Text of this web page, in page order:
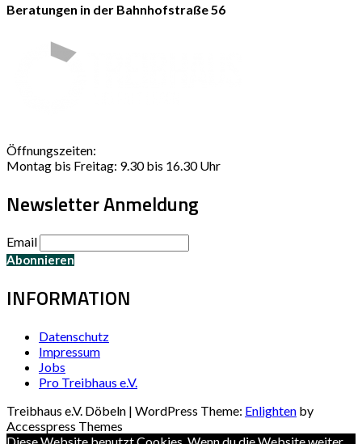
Beratungen in der Bahnhofstraße 56
Öffnungszeiten:
Montag bis Freitag: 9.30 bis 16.30 Uhr
Newsletter Anmeldung
Email
INFORMATION
Datenschutz
Impressum
Jobs
Pro Treibhaus e.V.
Treibhaus e.V. Döbeln | WordPress Theme: Enlighten by
Accesspress Themes